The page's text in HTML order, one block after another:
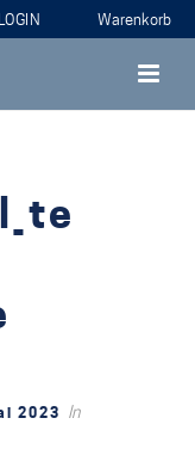
2023 In